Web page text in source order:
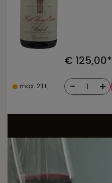
€ 125,00*
max. 2 Fl. - 1 +